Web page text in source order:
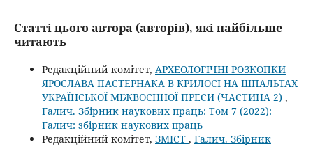
Статті цього автора (авторів), які найбільше
читають
Редакційний комітет, АРХЕОЛОГІЧНІ РОЗКОПКИ
ЯРОСЛАВА ПАСТЕРНАКА В КРИЛОСІ НА ШПАЛЬТАХ
УКРАЇНСЬКОЇ МІЖВОЄННОЇ ПРЕСИ (ЧАСТИНА 2) ,
Галич. Збірник наукових праць: Том 7 (2022):
Галич: збірник наукових праць
Редакційний комітет, ЗМІСТ , Галич. Збірник